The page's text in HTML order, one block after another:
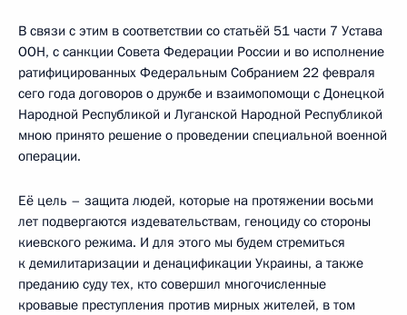
В связи с этим в соответствии со статьёй 51 части 7 Устава
ООН, с санкции Совета Федерации России и во исполнение
ратифицированных Федеральным Собранием 22 февраля
сего года договоров о дружбе и взаимопомощи с Донецкой
Народной Республикой и Луганской Народной Республикой
мною принято решение о проведении специальной военной
операции.
Её цель – защита людей, которые на протяжении восьми
лет подвергаются издевательствам, геноциду со стороны
киевского режима. И для этого мы будем стремиться
к демилитаризации и денацификации Украины, а также
преданию суду тех, кто совершил многочисленные
кровавые преступления против мирных жителей, в том